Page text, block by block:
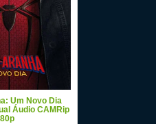
Um Novo Dia
Áudio CAMRip